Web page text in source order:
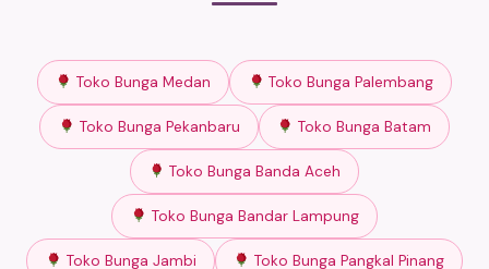
Toko Bunga Medan Toko Bunga Palembang
Toko Bunga Pekanbaru Toko Bunga Batam
Toko Bunga Banda Aceh
Toko Bunga Bandar Lampung
Toko Bunga Jambi Toko Bunga Pangkal Pinang